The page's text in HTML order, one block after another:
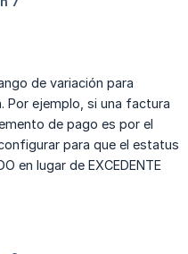
de variación para
Por ejemplo, si una factura
de pago es por el
para que el estatus
en lugar de EXCEDENTE